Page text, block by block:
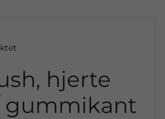
hjerte
gummikant